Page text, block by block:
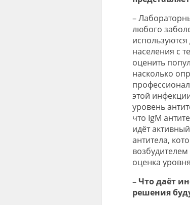
–
любого
населения с
оценить
насколько
этой
уровень
что IgM
идёт
антитела,
оценка
– Что даёт
решения